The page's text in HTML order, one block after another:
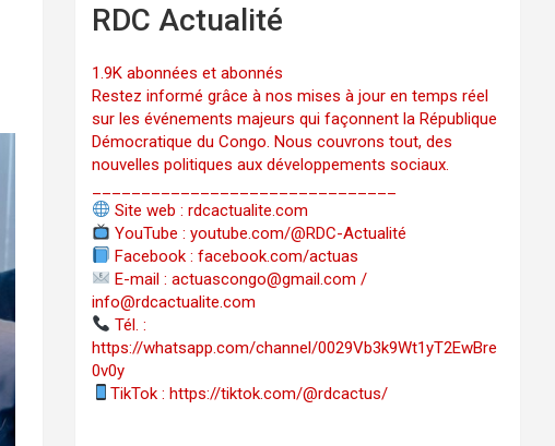
RDC Actualité
1.9K abonnées et abonnés
Restez informé grâce à nos mises à jour en temps réel
sur les événements majeurs qui façonnent la République
Démocratique du Congo. Nous couvrons tout, des
nouvelles politiques aux développements sociaux.
Site web : rdcactualite.com
YouTube : youtube.com/@RDC-Actualité
Facebook : facebook.com/actuas
E-mail : actuascongo@gmail.com /
info@rdcactualite.com
Tél. : ‪‪‪‪‪‪‪‪‪‪‪‪‪‪‪‪‪‪‪‪‪‪‪‪‪‪‪‪‪‪‪‪
https://whatsapp.com/channel/0029Vb3k9Wt1yT2EwBre
0v0y
TikTok : https://tiktok.com/@rdcactus/